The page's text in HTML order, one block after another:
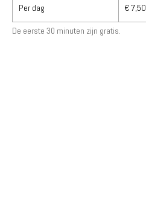
Per dag € 7,50
De eerste 30 minuten zijn gratis.